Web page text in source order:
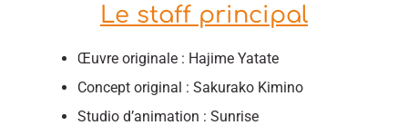
Le staff principal
Œuvre originale : Hajime Yatate
Concept original : Sakurako Kimino
Studio d’animation : Sunrise